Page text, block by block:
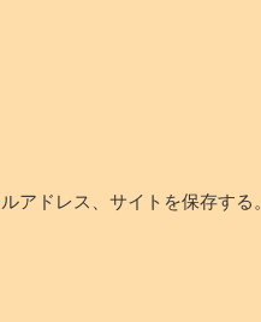
アドレス、サイトを保存する。